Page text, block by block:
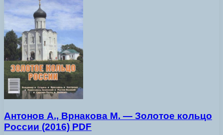
Антонов А., Врнакова М. — Золотое кольцо
России (2016) PDF